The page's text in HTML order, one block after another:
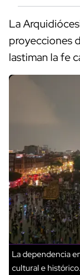
La
proyecciones
lastiman la fe
La dependencia
cultural e histórico.